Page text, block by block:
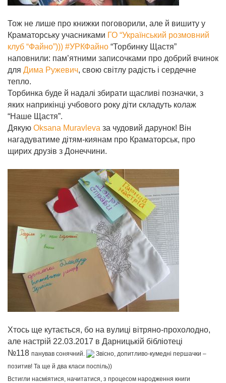
Тож не лише про книжки поговорили, але й вишиту у
Краматорську учасниками ГО “Український розмовний
клуб “Файно”))) #УРКФайно “Торбинку Щастя”
наповнили: пам’ятними записочками про добрий вчинок
для Дима Ружевич, свою світлу радість і сердечне
тепло.
Торбинка буде й надалі збирати щасливі позначки, з
яких наприкінці учбового року діти складуть колаж
“Наше Щастя”.
Дякую Oksana Muravleva за чудовий дарунок! Він
нагадуватиме дітям-киянам про Краматорськ, про
щирих друзів з Донеччини.
Хтось ще кутається, бо на вулиці вітряно-прохолодно,
але настрій 22.03.2017 в Дарницькій бібліотеці
№118 панував сонячний.
Звісно, допитливо-кумедні першачки –
позитив! Та ще й два класи поспіль))
Встигли насміятися, начитатися, з процесом народження книги